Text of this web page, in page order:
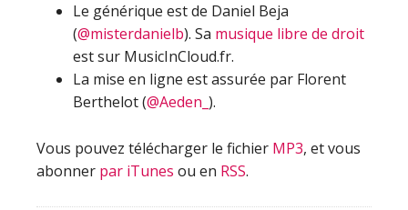
Le générique est de Daniel Beja
(@misterdanielb). Sa musique libre de droit
est sur MusicInCloud.fr.
La mise en ligne est assurée par Florent
Berthelot (@Aeden_ ).
Vous pouvez télécharger le fichier MP3, et vous
abonner par iTunes ou en RSS.